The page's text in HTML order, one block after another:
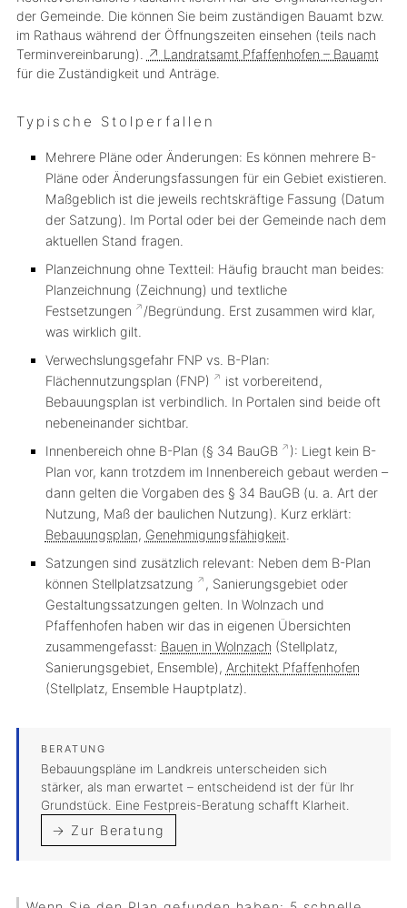
der Gemeinde. Die können Sie beim zuständigen Bauamt bzw.
im Rathaus während der Öffnungszeiten einsehen (teils nach
Terminvereinbarung).
↗ Landratsamt Pfaffenhofen – Bauamt
für die Zuständigkeit und Anträge.
Typische Stolperfallen
Mehrere Pläne oder Änderungen: Es können mehrere B-
Pläne oder Änderungsfassungen für ein Gebiet existieren.
Maßgeblich ist die jeweils rechtskräftigeFassung (Datum
der Satzung). Im Portal oder bei der Gemeinde nach dem
aktuellen Stand fragen.
Planzeichnung ohne Textteil: Häufig braucht man beides:
Planzeichnung (Zeichnung) und textliche
Festsetzungen
/Begründung. Erst zusammen wird klar,
was wirklich gilt.
Verwechslungsgefahr FNP vs. B-Plan:
Flächennutzungsplan (FNP)
ist vorbereitend,
Bebauungsplan ist verbindlich . In Portalen sind beide oft
nebeneinander sichtbar.
Innenbereich ohne B-Plan (§ 34 BauGB ): Liegt kein B-
Plan vor, kann trotzdem im Innenbereich gebaut werden –
dann gelten die Vorgaben des § 34 BauGB (u. a. Art der
Nutzung, Maß der baulichen Nutzung). Kurz erklärt:
Bebauungsplan, Genehmigungsfähigkeit
Satzungen sind zusätzlich relevant: Neben dem B-Plan
können Stellplatzsatzung , Sanierungsgebiet oder
Gestaltungssatzungen gelten. In Wolnzach und
Pfaffenhofen haben wir das in eigenen Übersichten
zusammengefasst: Bauen in Wolnzach (Stellplatz,
Sanierungsgebiet, Ensemble), Architekt Pfaffenhofen
(Stellplatz, Ensemble Hauptplatz).
Bebauungspläne im Landkreis unterscheiden sich
stärker, als man erwartet – entscheidend ist der für Ihr
Grundstück. Eine Festpreis-Beratung schafft Klarheit.
→ Zur Beratung